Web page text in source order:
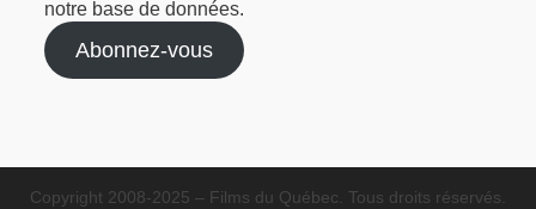
notre base de données.
Abonnez-vous
Copyright 2008-2025 – Films du Québec. Tous droits réservés.